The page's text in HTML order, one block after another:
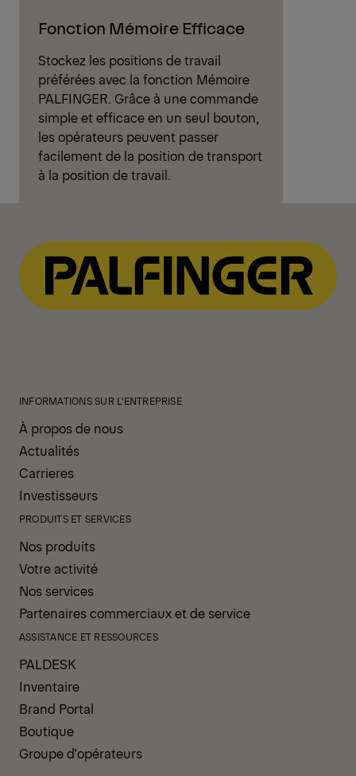
Fonction Mémoire Efficace
Stockez les positions de travail
préférées avec la fonction Mémoire
PALFINGER. Grâce à une commande
simple et efficace en un seul bouton,
les opérateurs peuvent passer
facilement de la position de transport
à la position de travail.
INFORMATIONS SUR L'ENTREPRISE
À propos de nous
Actualités
Carrieres
Investisseurs
PRODUITS ET SERVICES
Nos produits
Votre activité
Nos services
Partenaires commerciaux et de service
ASSISTANCE ET RESSOURCES
PALDESK
Inventaire
Brand Portal
Boutique
Groupe d'opérateurs